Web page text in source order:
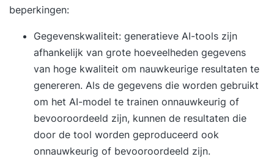
beperkingen:
Gegevenskwaliteit: generatieve AI-tools zijn
afhankelijk van grote hoeveelheden gegevens
van hoge kwaliteit om nauwkeurige resultaten te
genereren. Als de gegevens die worden gebruikt
om het AI-model te trainen onnauwkeurig of
bevooroordeeld zijn, kunnen de resultaten die
door de tool worden geproduceerd ook
onnauwkeurig of bevooroordeeld zijn.